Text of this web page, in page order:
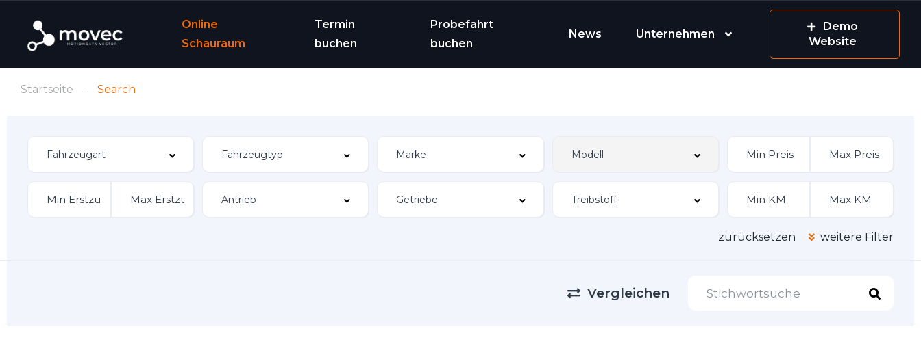
Online
Schauraum
Termin
buchen
Probefahrt
buchen
News Unternehmen
Demo
Website
Startseite Search
zurücksetzen weitere Filter
Vergleichen